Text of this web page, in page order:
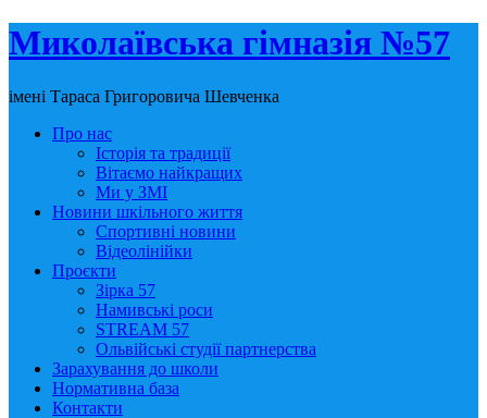
Миколаївська гімназія №57
імені Тараса Григоровича Шевченка
Про нас
Історія та традиції
Вітаємо найкращих
Ми у ЗМІ
Новини шкільного життя
Спортивні новини
Відеолінійки
Проєкти
Зірка 57
Намивські роси
STREAM 57
Ольвійські студії партнерства
Зарахування до школи
Нормативна база
Контакти